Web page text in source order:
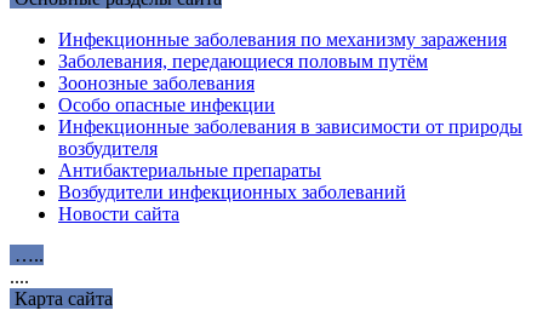
Инфекционные заболевания по механизму заражения
Заболевания, передающиеся половым путём
Зоонозные заболевания
Особо опасные инфекции
Инфекционные заболевания в зависимости от природы
возбудителя
Антибактериальные препараты
Возбудители инфекционных заболеваний
Новости сайта
…..
....
Карта сайта